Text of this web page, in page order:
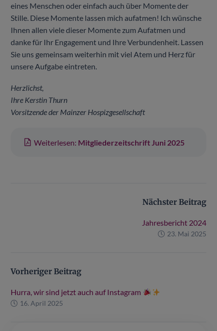
eines Menschen oder einfach auch über Momente der
Stille. Diese Momente lassen mich aufatmen! Ich wünsche
Ihnen allen viele dieser Momente zum Aufatmen und
danke für Ihr Engagement und Ihre Verbundenheit. Lassen
Sie uns gemeinsam weiterhin mit viel Atem und Herz für
unsere Aufgabe eintreten.
Herzlichst,
Ihre Kerstin Thurn
Vorsitzende der Mainzer Hospizgesellschaft
Weiterlesen: Mitgliederzeitschrift Juni 2025
Vorheriger Beitrag
Hurra, wir sind jetzt auch auf Instagram
16. April 2025
Nächster Beitrag
Jahresbericht 2024
23. Mai 2025